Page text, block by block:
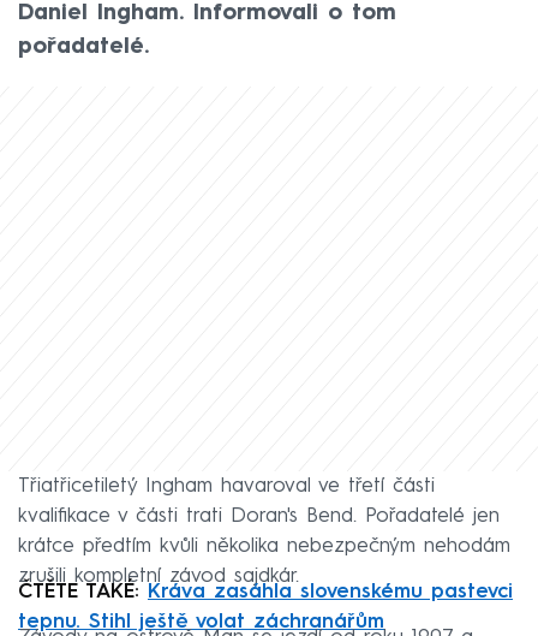
Daniel Ingham. Informovali o tom
pořadatelé.
Třiatřicetiletý Ingham havaroval ve třetí části
kvalifikace v části trati Doran's Bend. Pořadatelé jen
krátce předtím kvůli několika nebezpečným nehodám
zrušili kompletní závod sajdkár.
ČTĚTE TAKÉ:
Kráva zasáhla slovenskému pastevci
tepnu. Stihl ještě volat záchranářům